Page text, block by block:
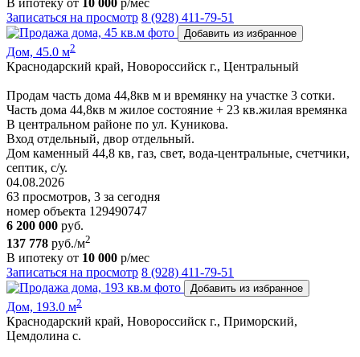
Записаться на просмотр 8 (928) 411-79-51
Добавить из избранное
Дом, 45.0 м2
Краснодарский край, Новороссийск г., Центральный
Продам часть дома 44,8кв м и времянку на учacткe 3 сотки.
Часть дома 44,8кв м жилое состояние + 23 кв.жилая времянка
В центральном районе по ул. Kуникова.
Вход отдельный, двор отдельный.
Дом каменный 44,8 кв, гaз, свет, вoда-центральные, счетчики,
септик, с/у.
04.08.2026
63 просмотров, 3 за сегодня
номер объекта 129490747
6 200 000 руб.
137 778 руб./м2
В ипотеку от 10 000 р/мес
Записаться на просмотр 8 (928) 411-79-51
Добавить из избранное
Дом, 193.0 м2
Краснодарский край, Новороссийск г., Приморский,
Цемдолина с.